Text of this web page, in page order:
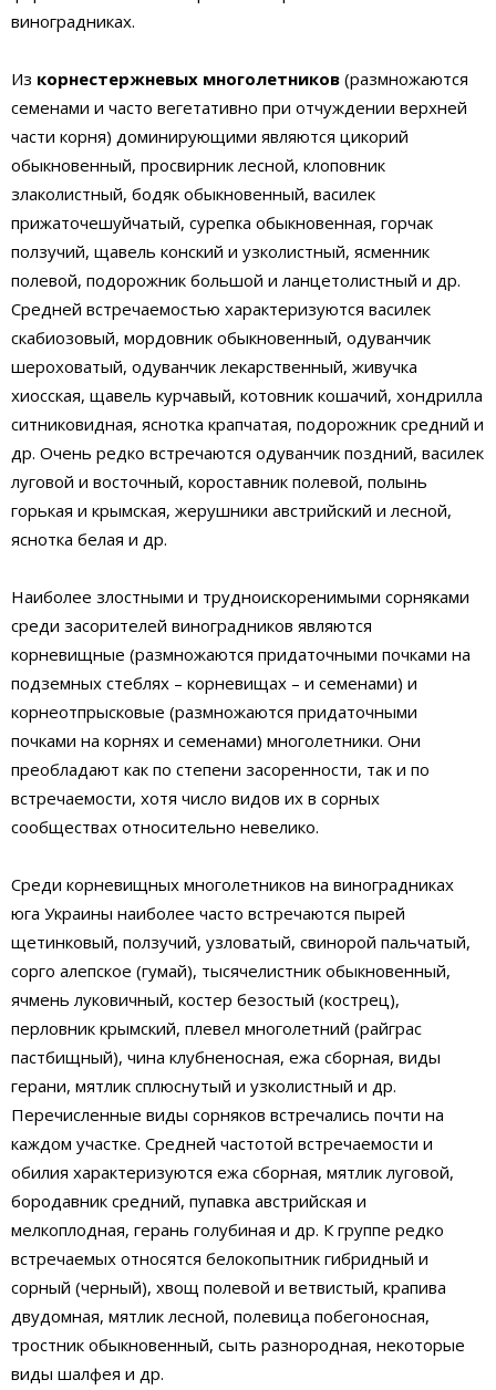
виноградниках.
Из корнестержневых многолетников (размножаются
семенами и часто вегетативно при отчуждении верхней
части корня) доминирующими являются цикорий
обыкновенный, просвирник лесной, клоповник
злаколистный, бодяк обыкновенный, василек
прижаточешуйчатый, сурепка обыкновенная, горчак
ползучий, щавель конский и узколистный, ясменник
полевой, подорожник большой и ланцетолистный и др.
Средней встречаемостью характеризуются василек
скабиозовый, мордовник обыкновенный, одуванчик
шероховатый, одуванчик лекарственный, живучка
хиосская, щавель курчавый, котовник кошачий, хондрилла
ситниковидная, яснотка крапчатая, подорожник средний и
др. Очень редко встречаются одуванчик поздний, василек
луговой и восточный, короставник полевой, полынь
горькая и крымская, жерушники австрийский и лесной,
яснотка белая и др.
Наиболее злостными и трудноискоренимыми сорняками
среди засорителей виноградников являются
корневищные (размножаются придаточными почками на
подземных стеблях – корневищах – и семенами) и
корнеотпрысковые (размножаются придаточными
почками на корнях и семенами) многолетники. Они
преобладают как по степени засоренности, так и по
встречаемости, хотя число видов их в сорных
сообществах относительно невелико.
Среди корневищных многолетников на виноградниках
юга Украины наиболее часто встречаются пырей
щетинковый, ползучий, узловатый, свинорой пальчатый,
сорго алепское (гумай), тысячелистник обыкновенный,
ячмень луковичный, костер безостый (кострец),
перловник крымский, плевел многолетний (райграс
пастбищный), чина клубненосная, ежа сборная, виды
герани, мятлик сплюснутый и узколистный и др.
Перечисленные виды сорняков встречались почти на
каждом участке. Средней частотой встречаемости и
обилия характеризуются ежа сборная, мятлик луговой,
бородавник средний, пупавка австрийская и
мелкоплодная, герань голубиная и др. К группе редко
встречаемых относятся белокопытник гибридный и
сорный (черный), хвощ полевой и ветвистый, крапива
двудомная, мятлик лесной, полевица побегоносная,
тростник обыкновенный, сыть разнородная, некоторые
виды шалфея и др.